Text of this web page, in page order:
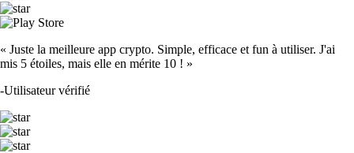
« Juste la meilleure app crypto. Simple, efficace et fun à utiliser. J'ai
mis 5 étoiles, mais elle en mérite 10 ! »
-Utilisateur vérifié